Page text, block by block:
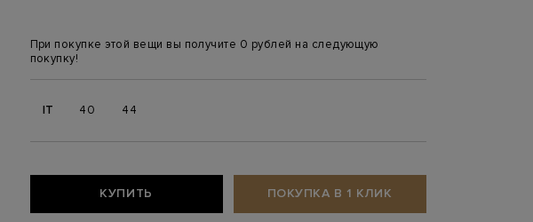
При покупке этой вещи вы получите 0 рублей на следующую
покупку!
IT 40 44
КУПИТЬ ПОКУПКА В 1 КЛИК